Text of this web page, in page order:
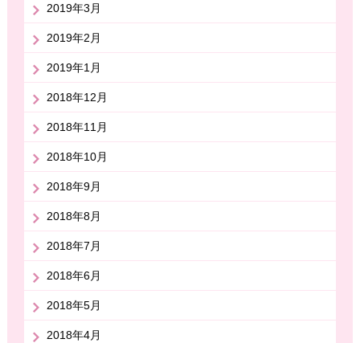
2019年3月
2019年2月
2019年1月
2018年12月
2018年11月
2018年10月
2018年9月
2018年8月
2018年7月
2018年6月
2018年5月
2018年4月